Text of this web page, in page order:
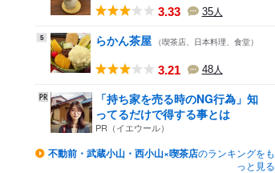
3.33 35人
5 らかん茶屋 （喫茶店、日本料理、食堂）
3.21 48人
「持ち家を売る時のNG行為」知
ってるだけで得する事とは
PR（イエウール）
不動前・武蔵小山・西小山×喫茶店のランキングをも
っと見る